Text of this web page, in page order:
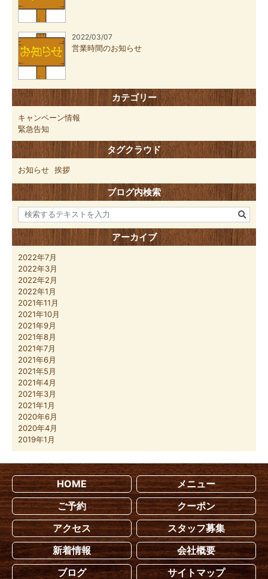
2022/03/07
営業時間のお知らせ
カテゴリー
キャンペーン情報
緊急告知
タグクラウド
お知らせ 挨拶
ブログ内検索
アーカイブ
2022年7月
2022年3月
2022年2月
2022年1月
2021年11月
2021年10月
2021年9月
2021年8月
2021年7月
2021年6月
2021年5月
2021年4月
2021年3月
2021年1月
2020年6月
2020年4月
2019年1月
HOME
メニュー
ご予約
クーポン
アクセス
スタッフ募集
新着情報
会社概要
ブログ
サイトマップ